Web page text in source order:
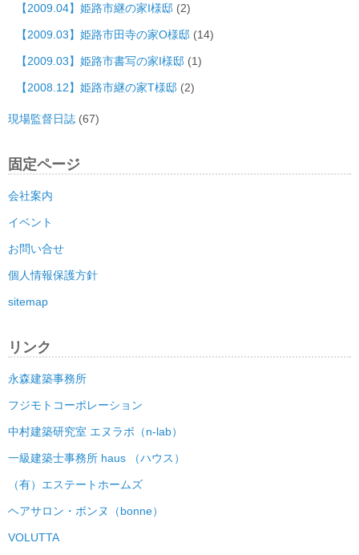
【2009.04】姫路市継の家I様邸 (2)
【2009.03】姫路市田寺の家O様邸 (14)
【2009.03】姫路市書写の家I様邸 (1)
【2008.12】姫路市継の家T様邸 (2)
現場監督日誌 (67)
固定ページ
会社案内
イベント
お問い合せ
個人情報保護方針
sitemap
リンク
永森建築事務所
フジモトコーポレーション
中村建築研究室 エヌラボ（n-lab）
一級建築士事務所 haus （ハウス）
（有）エステートホームズ
ヘアサロン・ボンヌ（bonne）
VOLUTTA